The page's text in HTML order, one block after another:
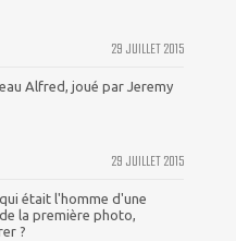
29 JUILLET 2015
Alfred, joué par Jeremy
29 JUILLET 2015
était l'homme d'une
la première photo,
?